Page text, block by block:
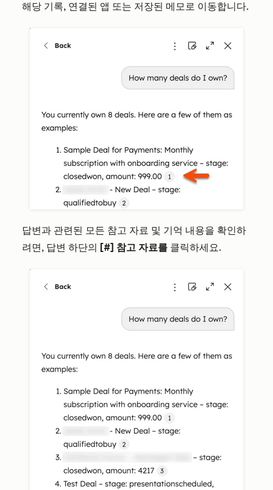
해당 기록, 연결된 앱 또는 저장된 메모로 이동합니다.
답변과 관련된 모든 참고 자료 및 기억 내용을 확인하
려면, 답변 하단의 [#] 참고 자료를 클릭하세요.